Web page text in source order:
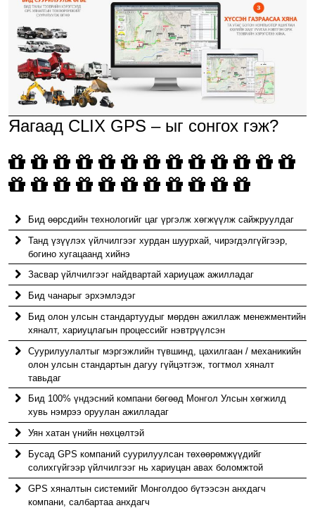
Яагаад CLIX GPS – ыг сонгох гэж?
Бид өөрсдийн технологийг цаг үргэлж хөгжүүлж сайжруулдаг
Танд үзүүлэх үйлчилгээг хурдан шуурхай, чирэгдэлгүйгээр,
богино хугацаанд хийнэ
Засвар үйлчилгээг найдвартай хариуцаж ажилладаг
Бид чанарыг эрхэмлэдэг
Бид олон улсын стандартуудыг мөрдөн ажиллаж менежментийн
хяналт, хариуцлагын процессийг нэвтрүүлсэн
Суурилуулалтыг мэргэжлийн түвшинд, цахилгаан / механикийн
олон улсын стандартын дагуу гүйцэтгэж, тогтмол хяналт
тавьдаг
Бид 100% үндэсний компани бөгөөд Монгол Улсын хөгжилд
хувь нэмрээ оруулан ажилладаг
Уян хатан үнийн нөхцөлтэй
Бусад GPS компаний суурилуулсан төхөөрөмжүүдийг
солихгүйгээр үйлчилгээг нь хариуцан авах боломжтой
GPS хяналтын системийг Монголдоо бүтээсэн анхдагч
компани, салбартаа анхдагч